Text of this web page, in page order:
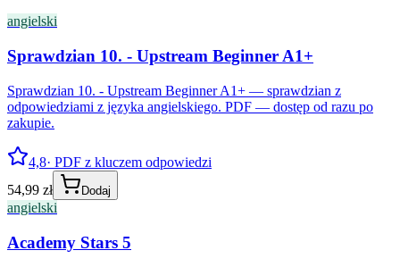
angielski
Sprawdzian 10. - Upstream Beginner A1+
Sprawdzian 10. - Upstream Beginner A1+ — sprawdzian z
odpowiedziami z języka angielskiego. PDF — dostęp od razu po
zakupie.
4,8· PDF z kluczem odpowiedzi
54,99 zł
Dodaj
angielski
Academy Stars 5